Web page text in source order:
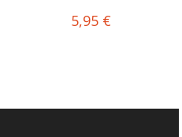
5,95 €